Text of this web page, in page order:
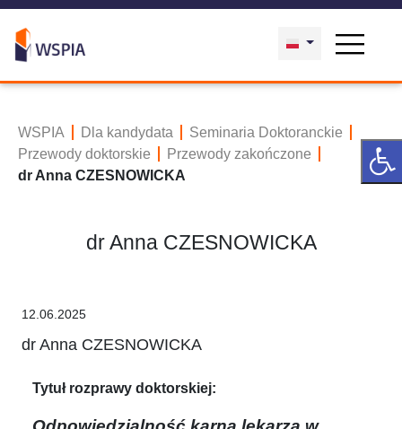
WSPIA Dla kandydata
Seminaria Doktoranckie
Przewody doktorskie
Przewody zakończone
dr Anna CZESNOWICKA
dr Anna CZESNOWICKA
12.06.2025
dr Anna CZESNOWICKA
Tytuł rozprawy doktorskiej: